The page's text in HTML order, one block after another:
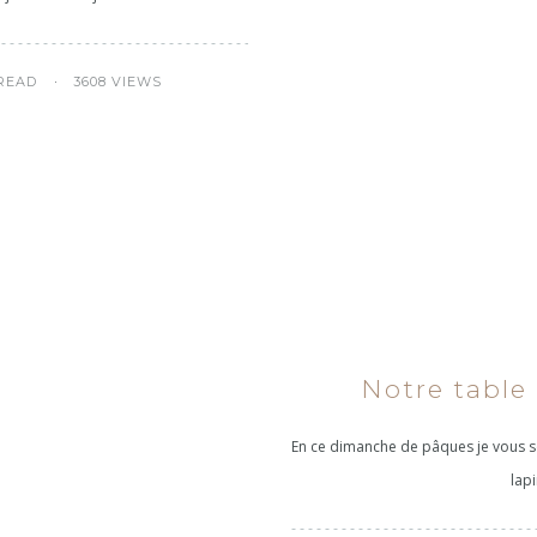
3608 VIEWS
Notre table
En ce dimanche de pâques je